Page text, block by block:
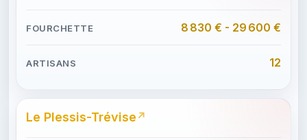
8 830 € - 29 600 €
12
Le Plessis-Trévise